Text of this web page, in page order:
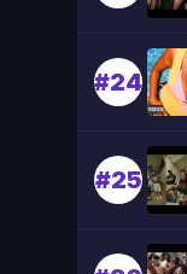
#24
#25